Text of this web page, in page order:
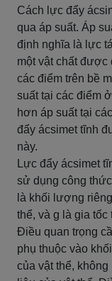
Cách lực đẩy
qua áp suất. Áp
định nghĩa là lực
một vật chất được
các điểm trên bề
suất tại các điểm
hơn áp suất tại
đẩy ácsimet tĩnh
này.
Lực đẩy ácsimet
sử dụng công
là khối lượng
thể, và g là gia tốc
Điều quan trọng
phụ thuộc vào
của vật thể,